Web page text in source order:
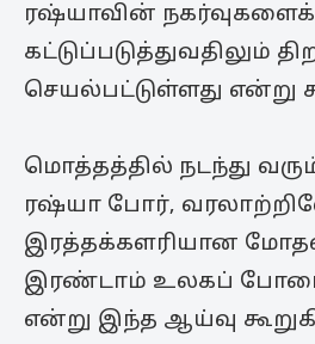
ரஷ்யாவின் நகர்வுகளைக்
கட்டுப்படுத்துவதிலும்
செயல்பட்டுள்ளது என்று
மொத்தத்தில் நடந்து
ரஷ்யா போர்,
இரத்தக்களரியான
இரண்டாம் உலகப் போரை
என்று இந்த ஆய்வு